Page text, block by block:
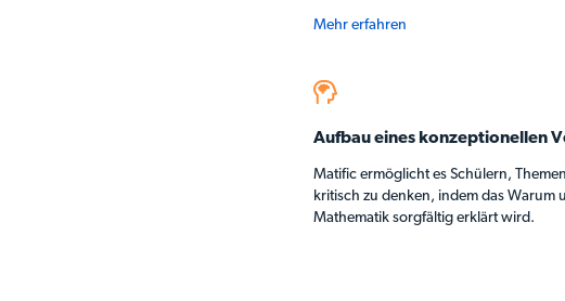
Mehr erfahren
Aufbau eines konzeptionellen
Matific ermöglicht es Schülern,
kritisch zu denken, indem das Warum
Mathematik sorgfältig erklärt wird.